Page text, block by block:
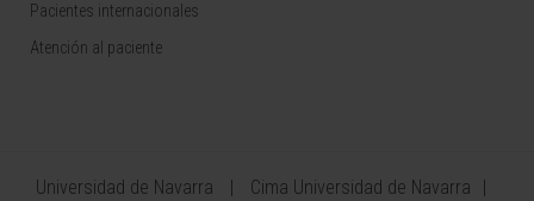
Pacientes internacionales
Atención al paciente
Universidad de Navarra
Cima Universidad de Navarra